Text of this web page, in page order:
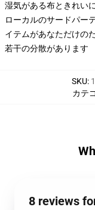
湿気がある布ときれい
ローカルのサードパー
イテムがあなただけの
若干の分散があります
SKU:
カテ
8 reviews